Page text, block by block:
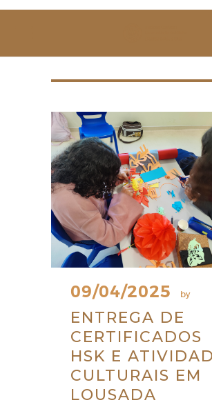
ESTUDAR
NOTÍCIAS
GALERIA
CONTACTOS
09/04/2025 by
ENTREGA DE
CERTIFICADOS
HSK E
CULTURAIS EM
LOUSADA